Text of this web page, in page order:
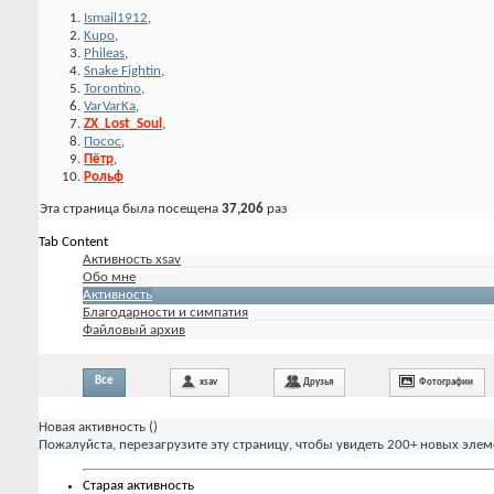
Ismail1912,
Kupo,
Phileas,
Snake Fightin,
Torontino,
VarVarKa,
ZX_Lost_Soul ,
Посос,
Пётр,
Рольф
Эта страница была посещена 37,206 раз
Tab Content
Активность xsav
Обо мне
Активность
Благодарности и симпатия
Файловый архив
Все xsav Друзья Фотографии
Новая активность ()
Пожалуйста, перезагрузите эту страницу, чтобы увидеть 200+ новых
Старая активность